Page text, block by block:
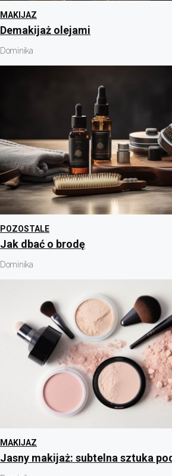
MAKIJAZ
Demakijaż olejami
Dominika
POZOSTALE
Jak dbać o brodę
Dominika
MAKIJAZ
Jasny makijaż: subtelna sztuka